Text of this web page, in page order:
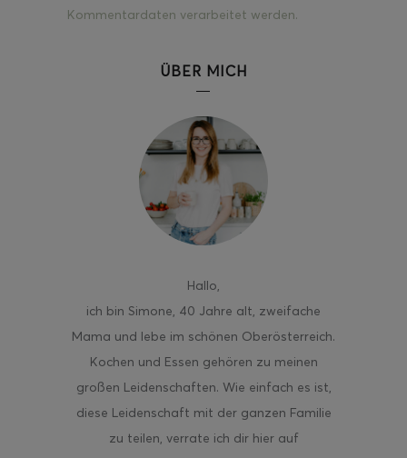
Kommentardaten verarbeitet werden.
ÜBER MICH
Hallo,
ich bin Simone, 40 Jahre alt, zweifache
Mama und lebe im schönen Oberösterreich.
Kochen und Essen gehören zu meinen
großen Leidenschaften. Wie einfach es ist,
diese Leidenschaft mit der ganzen Familie
zu teilen, verrate ich dir hier auf